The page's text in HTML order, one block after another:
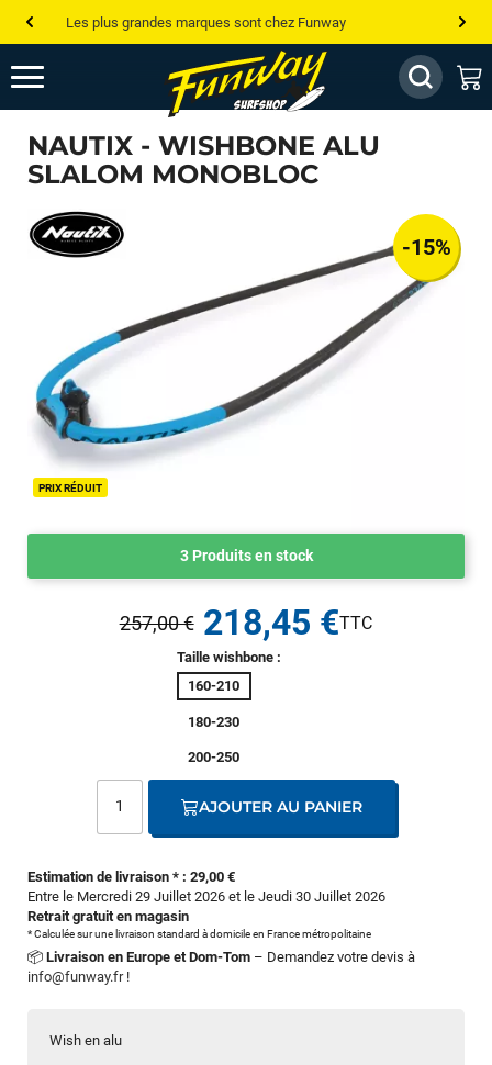
Les plus grandes marques sont chez Funway
Jusqu’à -75% de remise sur le windsurf, wingfoil, etc...
💰 Meilleur prix garanti — Moins cher ailleurs ? On s’aligne !
Besoin de conseils de pro ? Appelle nous !
NAUTIX - WISHBONE ALU
SLALOM MONOBLOC
PRIX RÉDUIT
-15%
Wish en alu
3 Produits en stock
Estimation de livraison * : 29,00 €
Entre le Mercredi 29 Juillet 2026 et le Jeudi 30 Juillet 2026
Retrait gratuit en magasin
* Calculée sur une livraison standard à domicile en France métropolitaine
📦 Livraison en Europe et Dom-Tom – Demandez votre devis à
info@funway.fr!
Taille wishbone :
160-210
180-230
200-250
257,00 € 218,45 €
AJOUTER AU PANIER